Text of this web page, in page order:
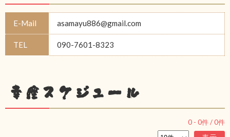
E-Mail asamayu886@gmail.com
TEL 090-7601-8323
幸座スケジュール
0 - 0件 /0件